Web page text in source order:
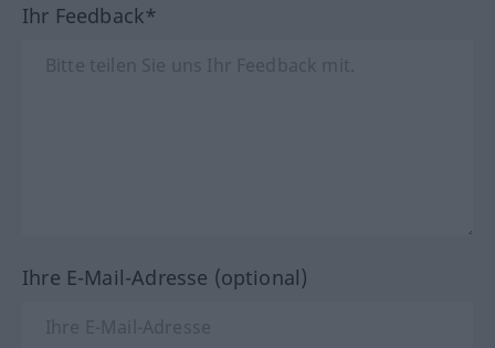
Ihr Feedback*
Ihre E-Mail-Adresse (optional)